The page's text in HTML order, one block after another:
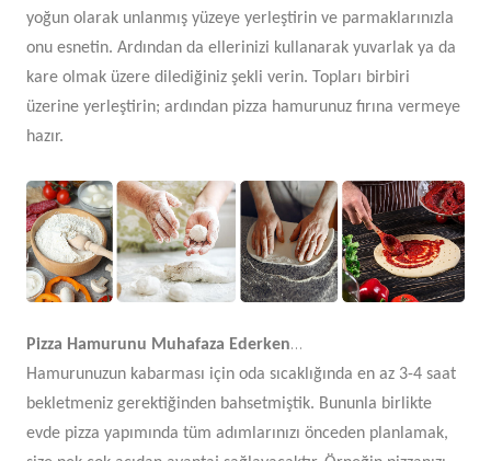
yoğun olarak unlanmış yüzeye yerleştirin ve parmaklarınızla
onu esnetin. Ardından da ellerinizi kullanarak yuvarlak ya da
kare olmak üzere dilediğiniz şekli verin. Topları birbiri
üzerine yerleştirin; ardından pizza hamurunuz fırına vermeye
hazır.
Pizza Hamurunu Muhafaza Ederken…
Hamurunuzun kabarması için oda sıcaklığında en az 3-4 saat
bekletmeniz gerektiğinden bahsetmiştik. Bununla birlikte
evde pizza yapımında tüm adımlarınızı önceden planlamak,